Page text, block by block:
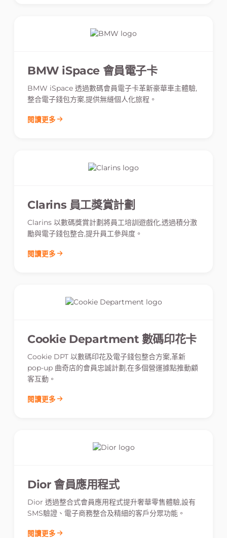
BMW iSpace 會員電子卡
BMW iSpace 透過數碼會員電子卡革新豪華車主體驗,
整合電子錢包方案,提供無縫個人化旅程。
閱讀更多
Clarins 員工獎賞計劃
Clarins 以數碼獎賞計劃將員工培訓遊戲化,透過積分激
勵與電子錢包整合,提升員工參與度。
閱讀更多
Cookie Department 數碼印花卡
Cookie DPT 以數碼印花及電子錢包整合方案,革新
pop-up 曲奇店的會員忠誠計劃,在多個營運據點推動顧
客互動。
閱讀更多
Dior 會員應用程式
Dior 透過整合式會員應用程式提升奢華零售體驗,設有
SMS驗證、電子商務整合及精細的客戶分眾功能。
閱讀更多